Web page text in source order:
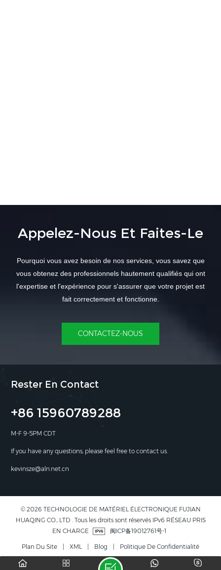
Appelez-Nous Et Faites-Le
Pourquoi vous avez besoin de nos services, vous savez que
vous obtenez des professionnels hautement qualifiés qui ont
l'expertise et l'expérience pour s'assurer que votre projet est
fait correctement et fonctionne.
CONTACTEZ-NOUS
Rester En Contact
+86 15960789288
M-F 9-5PM CDT
If you have any questions, please feel free to contact us.
kevinsze@aln.net.cn
© 2026 TECHNOLOGIE DE MATÉRIEL ÉLECTRONIQUE FUJIAN
HUAQING CO., LTD . Tous les droits sont réservés IPv6 RÉSEAU PRIS
EN CHARGE
闽ICP备19012761号-1
Plan Du Site XML Blog Politique De Confidentialité